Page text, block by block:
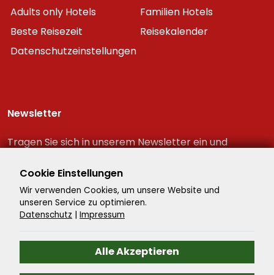
Adults only Hotels
Familien Hotels
Beste Reisezeit
Reisekalender
Datenschutzeinstellungen
Newsletter
Tragen Sie sich in unserem Newsletter ein und
Reiseschnäppchen!
Cookie Einstellungen
Wir verwenden Cookies, um unsere Website und
unseren Service zu optimieren.
Datenschutz | Impressum
Alle Akzeptieren